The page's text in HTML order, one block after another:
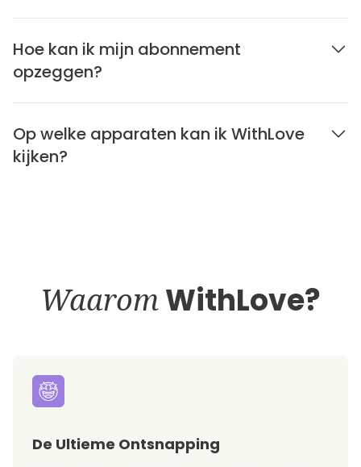
Hoe kan ik mijn abonnement
opzeggen?
Op welke apparaten kan ik WithLove
kijken?
WaaromWithLove?
De Ultieme Ontsnapping